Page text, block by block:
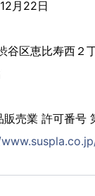
⽉22⽇
⾕区恵⽐寿⻄２
販売業 許可番号